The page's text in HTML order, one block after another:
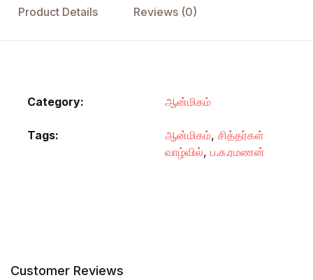
Product Details Reviews (0)
Category: ஆன்மிகம்
Tags: ஆன்மிகம், சித்தர்கள்
வாழ்வில், ப.சு.ரமணன்
Customer Reviews